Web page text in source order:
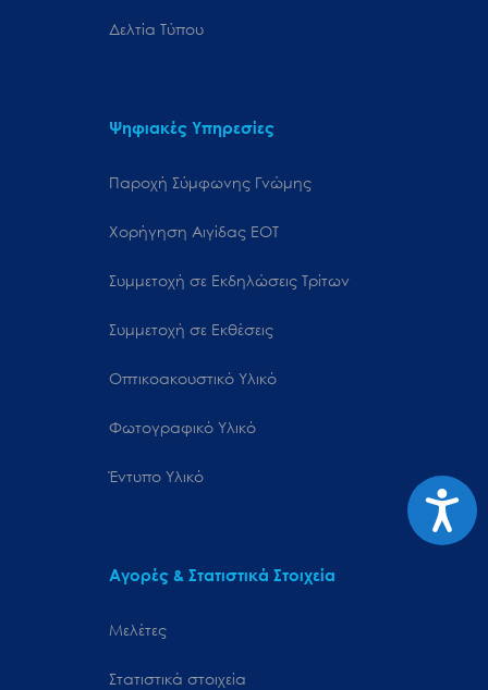
Δελτία Τύπου
Ψηφιακές Υπηρεσίες
Παροχή Σύμφωνης Γνώμης
Χορήγηση Αιγίδας ΕΟΤ
Συμμετοχή σε Εκδηλώσεις Τρίτων
Συμμετοχή σε Εκθέσεις
Οπτικοακουστικό Υλικό
Φωτογραφικό Υλικό
Έντυπο Υλικό
Αγορές & Στατιστικά Στοιχεία
Μελέτες
Στατιστικά στοιχεία